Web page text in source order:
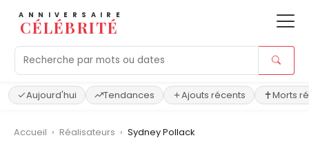
ANNIVERSAIRE
CÉLÉBRITÉ
Aujourd'hui Tendances Ajouts récents Morts
Accueil › Réalisateurs › Sydney Pollack